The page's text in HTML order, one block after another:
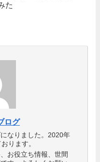
た
ログ
なりました。2020年
ります。
お役立ち情報、世間